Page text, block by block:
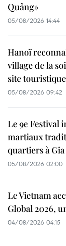
Quảng»
05/08/2026 14:44
Hanoï
village de la
site touristique
05/08/2026 09:42
Le 9e Festival
martiaux
quartiers à
05/08/2026 02:00
Le Vietnam
Global 2026,
04/08/2026 04:15